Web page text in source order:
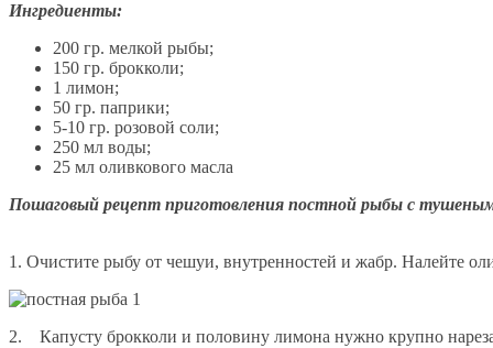
Ингредиенты:
200 гр. мелкой рыбы;
150 гр. брокколи;
1 лимон;
50 гр. паприки;
5-10 гр. розовой соли;
250 мл воды;
25 мл оливкового масла
Пошаговый рецепт приготовления постной рыбы с
1. Очистите рыбу от чешуи, внутренностей и жабр. Налейте
2. Капусту брокколи и половину лимона нужно крупно